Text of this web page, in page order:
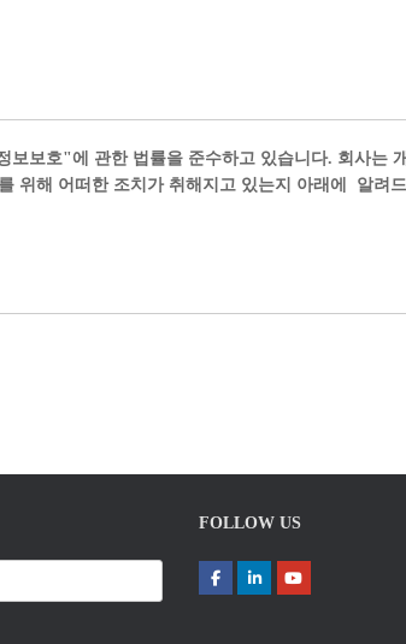
보호"에 관한 법률을 준수하고 있습니다. 회사는
위해 어떠한 조치가 취해지고 있는지 아래에 알려
FOLLOW US